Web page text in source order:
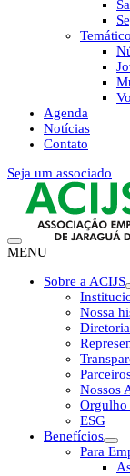
Agenda
Notícias
Contato
Seja um associado
MENU
Sobre a ACIJS
Nossa
Diretoria
Nossos
Orgulho
ESG
Benefícios
Para